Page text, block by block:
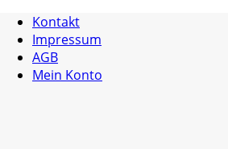
Kontakt
Impressum
AGB
Mein Konto